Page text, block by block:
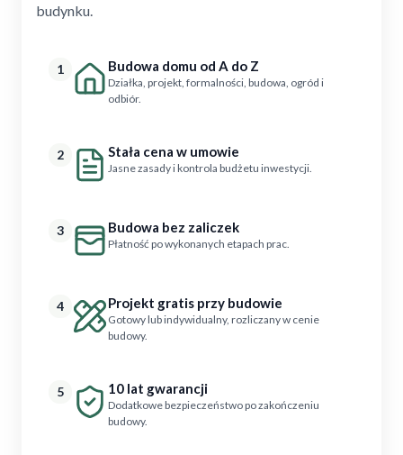
budynku.
1 Budowa domu od A do Z
Działka, projekt, formalności, budowa, ogród i
odbiór.
2 Stała cena w umowie
Jasne zasady i kontrola budżetu inwestycji.
3 Budowa bez zaliczek
Płatność po wykonanych etapach prac.
4 Projekt gratis przy budowie
Gotowy lub indywidualny, rozliczany w cenie
budowy.
5 10 lat gwarancji
Dodatkowe bezpieczeństwo po zakończeniu
budowy.